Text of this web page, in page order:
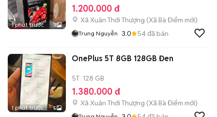
1 phút trước 3
1.200.000 đ
Xã Xuân Thới Thượng (Xã Bà Điểm mới)
Trung Nguyễn 3.0 54đã bán
1 phút trước 5
OnePlus 5T 8GB 128GB Đen
5T 128 GB
1.380.000 đ
Xã Xuân Thới Thượng (Xã Bà Điểm mới)